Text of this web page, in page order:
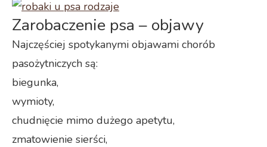
Zarobaczenie psa – objawy
Najczęściej spotykanymi objawami chorób
pasożytniczych są:
biegunka,
wymioty,
chudnięcie mimo dużego apetytu,
zmatowienie sierści,